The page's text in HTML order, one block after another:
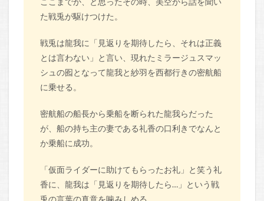
た戦兎が駆けつけた。
戦兎は龍我に「見返りを期待したら、それは正義
とは言わない」と言い、現れたミラージュスマッ
シュの囮となって龍我と紗羽を西都行きの密航船
に乗せる。
密航船の船長から乗船を断られた龍我らだった
が、船の持ち主の妻である礼香の口利きでなんと
か乗船に成功。
「仮面ライダーに助けてもらったお礼」と笑う礼
香に、龍我は「見返りを期待したら…」という戦